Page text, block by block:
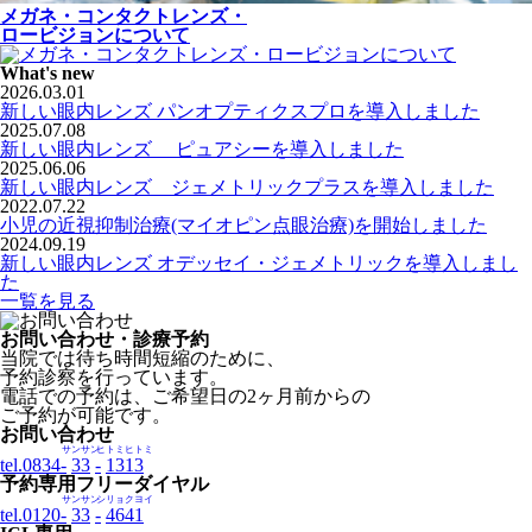
メガネ・コンタクトレンズ・
ロービジョンについて
What's new
2026.03.01
新しい眼内レンズ パンオプティクスプロを導入しました
2025.07.08
新しい眼内レンズ ピュアシーを導入しました
2025.06.06
新しい眼内レンズ ジェメトリックプラスを導入しました
2022.07.22
小児の近視抑制治療(マイオピン点眼治療)を開始しました
2024.09.19
新しい眼内レンズ オデッセイ・ジェメトリックを導入しまし
た
一覧を見る
お問い合わせ・診療予約
当院では待ち時間短縮のために、
予約診察を行っています。
電話での予約は、ご希望日の2ヶ月前からの
ご予約が可能です。
お問い合わせ
tel.0834- 33
サンサン
- 1313
ヒトミヒトミ
予約専用フリーダイヤル
tel.0120- 33
サンサン
- 4641
シリョクヨイ